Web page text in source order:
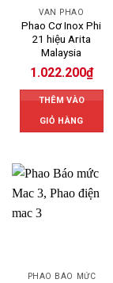
VAN PHAO
Phao Cơ Inox Phi
21 hiệu Arita
Malaysia
1.022.200₫
THÊM VÀO
GIỎ HÀNG
PHAO BÁO MỨC